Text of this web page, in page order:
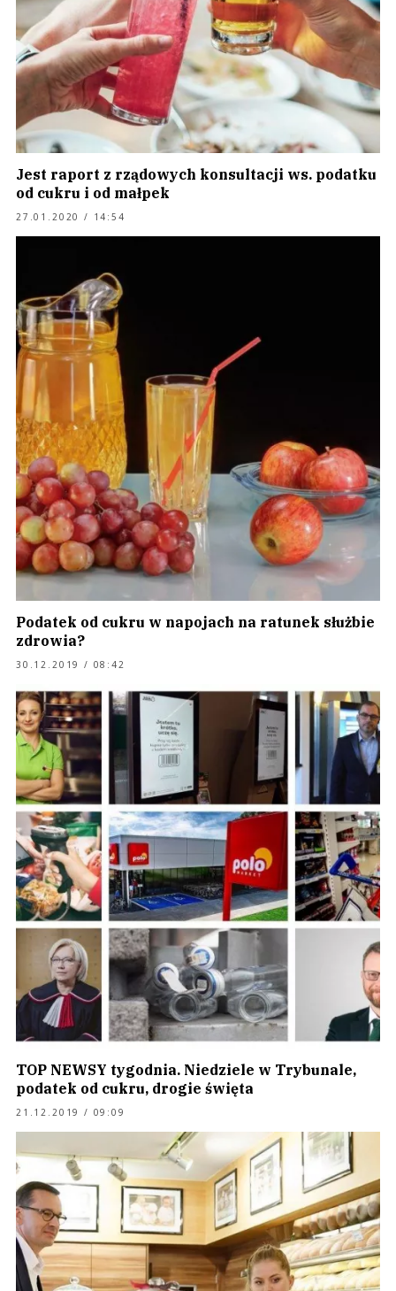
Jest raport z rządowych konsultacji ws. podatku
od cukru i od małpek
27.01.2020 / 14:54
Podatek od cukru w napojach na ratunek służbie
zdrowia?
30.12.2019 / 08:42
TOP NEWSY tygodnia. Niedziele w Trybunale,
podatek od cukru, drogie święta
21.12.2019 / 09:09